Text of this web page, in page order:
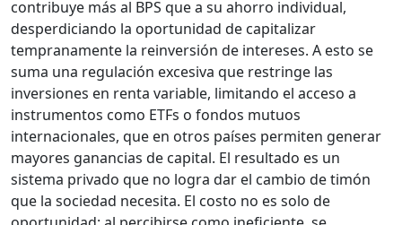
contribuye más al BPS que a su ahorro individual,
desperdiciando la oportunidad de capitalizar
tempranamente la reinversión de intereses. A esto se
suma una regulación excesiva que restringe las
inversiones en renta variable, limitando el acceso a
instrumentos como ETFs o fondos mutuos
internacionales, que en otros países permiten generar
mayores ganancias de capital. El resultado es un
sistema privado que no logra dar el cambio de timón
que la sociedad necesita. El costo no es solo de